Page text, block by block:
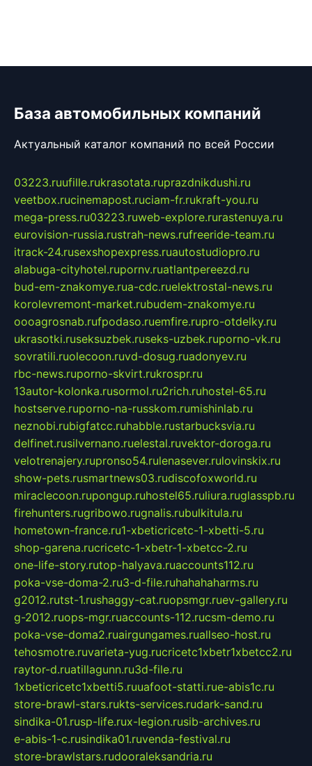
База автомобильных компаний
Актуальный каталог компаний по всей России
03223.ruufille.rukrasotata.ruprazdnikdushi.ru
veetbox.rucinemapost.ruciam-fr.rukraft-you.ru
mega-press.ru03223.ruweb-explore.rurastenuya.ru
eurovision-russia.rustrah-news.rufreeride-team.ru
itrack-24.rusexshopexpress.ruautostudiopro.ru
alabuga-cityhotel.rupornv.ruatlantpereezd.ru
bud-em-znakomye.rua-cdc.ruelektrostal-news.ru
korolevremont-market.rubudem-znakomye.ru
oooagrosnab.rufpodaso.ruemfire.rupro-otdelky.ru
ukrasotki.ruseksuzbek.ruseks-uzbek.ruporno-vk.ru
sovratili.ruolecoon.ruvd-dosug.ruadonyev.ru
rbc-news.ruporno-skvirt.rukrospr.ru
13autor-kolonka.rusormol.ru2rich.ruhostel-65.ru
hostserve.ruporno-na-russkom.rumishinlab.ru
neznobi.rubigfatcc.ruhabble.rustarbucksvia.ru
delfinet.rusilvernano.ruelestal.ruvektor-doroga.ru
velotrenajery.rupronso54.rulenasever.rulovinskix.ru
show-pets.rusmartnews03.rudiscofoxworld.ru
miraclecoon.rupongup.ruhostel65.ruliura.ruglasspb.ru
firehunters.rugribowo.rugnalis.rubulkitula.ru
hometown-france.ru1-xbeticricetc-1-xbetti-5.ru
shop-garena.rucricetc-1-xbetr-1-xbetcc-2.ru
one-life-story.rutop-halyava.ruaccounts112.ru
poka-vse-doma-2.ru3-d-file.ruhahahaharms.ru
g2012.rutst-1.rushaggy-cat.ruopsmgr.ruev-gallery.ru
g-2012.ruops-mgr.ruaccounts-112.rucsm-demo.ru
poka-vse-doma2.ruairgungames.ruallseo-host.ru
tehosmotre.ruvarieta-yug.rucricetc1xbetr1xbetcc2.ru
raytor-d.ruatillagunn.ru3d-file.ru
1xbeticricetc1xbetti5.ruuafoot-statti.rue-abis1c.ru
store-brawl-stars.rukts-services.rudark-sand.ru
sindika-01.rusp-life.rux-legion.rusib-archives.ru
e-abis-1-c.rusindika01.ruvenda-festival.ru
store-brawlstars.rudooraleksandria.ru